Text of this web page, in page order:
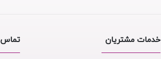
خدمات مشتریان تماس